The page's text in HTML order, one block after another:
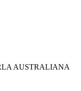
AUSTRALIANA